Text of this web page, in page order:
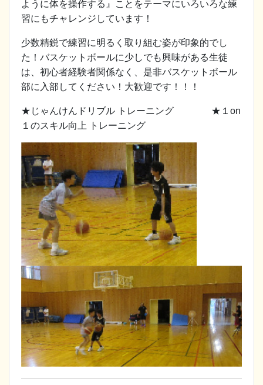
ように体を操作する』ことをテーマにいろいろな練
習にもチャレンジしています！
少数精鋭で練習に明るく取り組む姿が印象的でし
た！バスケットボールに少しでも興味がある生徒
は、初心者経験者関係なく、是非バスケットボール
部に入部してください！大歓迎です！！！
★じゃんけんドリブル トレーニング ★１on
１のスキル向上 トレーニング